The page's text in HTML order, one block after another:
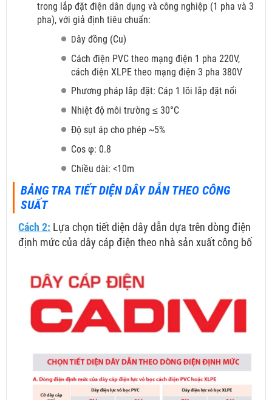
trong lắp đặt điện dân dụng và công nghiệp (1 pha và 3
pha), với giả định tiêu chuẩn:
Dây đồng (Cu)
Cách điện PVC theo mạng điện 1 pha 220V,
cách điện XLPE theo mạng điện 3 pha 380V
Phương pháp lắp đặt: Cáp 1 lõi lắp đặt nổi
Nhiệt độ môi trường ≤ 30°C
Độ sụt áp cho phép ~5%
Cos φ: 0.8
Chiều dài: <10m
BẢNG TRA TIẾT DIỆN DÂY DẪN THEO CÔNG
SUẤT
Cách 2: Lựa chọn tiết diện dây dẫn dựa trên dòng điện
định mức của dây cáp điện theo nhà sản xuất công bố